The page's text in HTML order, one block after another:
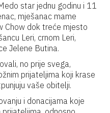
star jednu godinu i 11
mješanac mame
Chow dok treće mjesto
Leri, crnom Leri,
Jelene Butina.
no prije svega,
prijateljima koji krase
vaše obitelji.
i donacijama koje